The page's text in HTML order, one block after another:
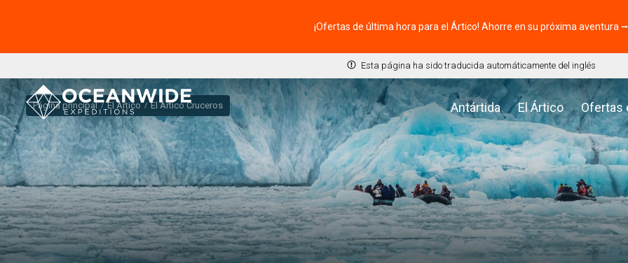
¡Ofertas de última hora para el Ártico! Ahorre en su próxima aventura ⭢
Esta página ha sido traducida automáticamente del inglés
Antártida El Ártico Ofertas
Página principal El Ártico El Ártico Cruceros